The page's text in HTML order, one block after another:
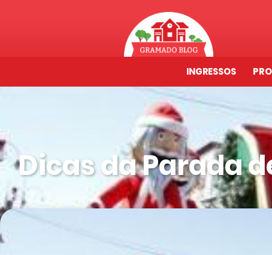
INGRESSOS
Dicas da Parada